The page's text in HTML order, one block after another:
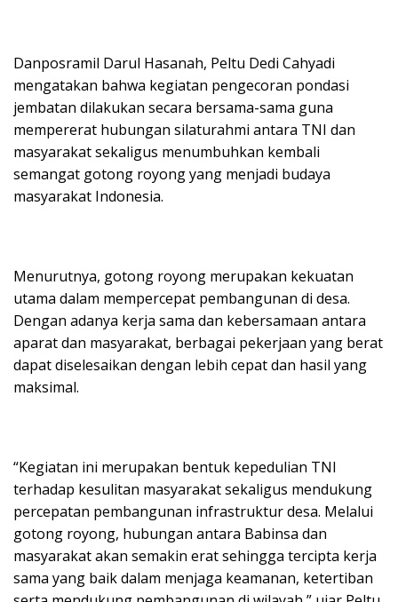
Danposramil Darul Hasanah, Peltu Dedi Cahyadi
mengatakan bahwa kegiatan pengecoran pondasi
jembatan dilakukan secara bersama-sama guna
mempererat hubungan silaturahmi antara TNI dan
masyarakat sekaligus menumbuhkan kembali
semangat gotong royong yang menjadi budaya
masyarakat Indonesia.
Menurutnya, gotong royong merupakan kekuatan
utama dalam mempercepat pembangunan di desa.
Dengan adanya kerja sama dan kebersamaan antara
aparat dan masyarakat, berbagai pekerjaan yang berat
dapat diselesaikan dengan lebih cepat dan hasil yang
maksimal.
“Kegiatan ini merupakan bentuk kepedulian TNI
terhadap kesulitan masyarakat sekaligus mendukung
percepatan pembangunan infrastruktur desa. Melalui
gotong royong, hubungan antara Babinsa dan
masyarakat akan semakin erat sehingga tercipta kerja
sama yang baik dalam menjaga keamanan, ketertiban